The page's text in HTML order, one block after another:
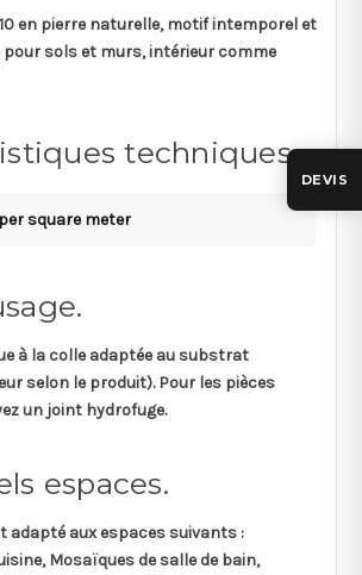
en pierre naturelle, motif intemporel et
sols et murs, intérieur comme
techniques.
square meter
à la colle adaptée au substrat
selon le produit). Pour les pièces
un joint hydrofuge.
espaces.
adapté aux espaces suivants :
Mosaïques de salle de bain,
DEVIS